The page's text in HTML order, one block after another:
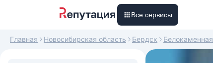
Все сервисы
Главная Новосибирская область Бердск Белокаменная